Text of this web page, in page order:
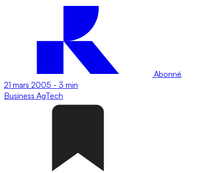
Abonné
21 mars 2005 - 3 min
Business AgTech